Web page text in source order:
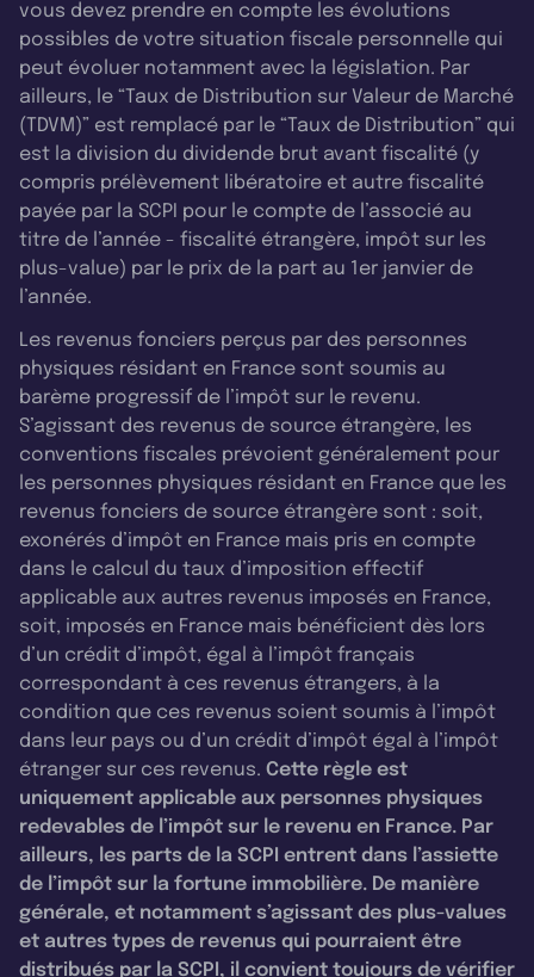
vous devez prendre en compte les évolutions
possibles de votre situation fiscale personnelle qui
peut évoluer notamment avec la législation. Par
ailleurs, le “Taux de Distribution sur Valeur de Marché
(TDVM)” est remplacé par le “Taux de Distribution” qui
est la division du dividende brut avant fiscalité (y
compris prélèvement libératoire et autre fiscalité
payée par la SCPI pour le compte de l’associé au
titre de l’année - fiscalité étrangère, impôt sur les
plus-value) par le prix de la part au 1er janvier de
l’année.
Les revenus fonciers perçus par des personnes
physiques résidant en France sont soumis au
barème progressif de l’impôt sur le revenu.
S’agissant des revenus de source étrangère, les
conventions fiscales prévoient généralement pour
les personnes physiques résidant en France que les
revenus fonciers de source étrangère sont : soit,
exonérés d’impôt en France mais pris en compte
dans le calcul du taux d’imposition effectif
applicable aux autres revenus imposés en France,
soit, imposés en France mais bénéficient dès lors
d’un crédit d’impôt, égal à l’impôt français
correspondant à ces revenus étrangers, à la
condition que ces revenus soient soumis à l’impôt
dans leur pays ou d’un crédit d’impôt égal à l’impôt
étranger sur ces revenus. Cette règle est
uniquement applicable aux personnes physiques
redevables de l’impôt sur le revenu en France. Par
ailleurs, les parts de la SCPI entrent dans l’assiette
de l’impôt sur la fortune immobilière. De manière
générale, et notamment s’agissant des plus-values
et autres types de revenus qui pourraient être
distribués par la SCPI, il convient toujours de vérifier